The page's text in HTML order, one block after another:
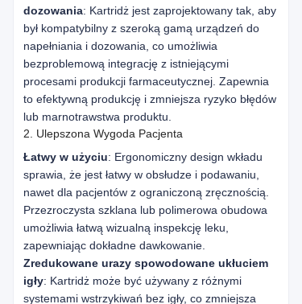
dozowania: Kartridż jest zaprojektowany tak, aby
był kompatybilny z szeroką gamą urządzeń do
napełniania i dozowania, co umożliwia
bezproblemową integrację z istniejącymi
procesami produkcji farmaceutycznej. Zapewnia
to efektywną produkcję i zmniejsza ryzyko błędów
lub marnotrawstwa produktu.
2. Ulepszona Wygoda Pacjenta
Łatwy w użyciu: Ergonomiczny design wkładu
sprawia, że jest łatwy w obsłudze i podawaniu,
nawet dla pacjentów z ograniczoną zręcznością.
Przezroczysta szklana lub polimerowa obudowa
umożliwia łatwą wizualną inspekcję leku,
zapewniając dokładne dawkowanie.
Zredukowane urazy spowodowane ukłuciem
igły: Kartridż może być używany z różnymi
systemami wstrzykiwań bez igły, co zmniejsza